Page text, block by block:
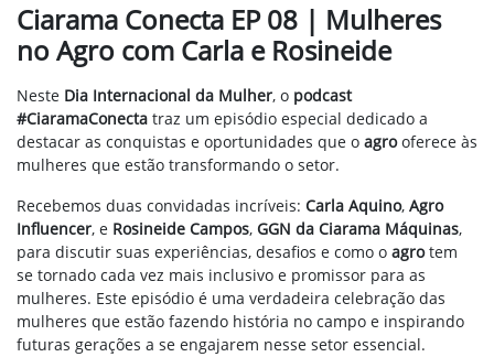
Ciarama Conecta EP 08 | Mulheres
no Agro com Carla e Rosineide
Neste Dia Internacional da Mulher, o podcast
#CiaramaConecta traz um episódio especial dedicado a
destacar as conquistas e oportunidades que o agrooferece às
mulheres que estão transformando o setor.
Recebemos duas convidadas incríveis: Carla Aquino, Agro
Influencer, e Rosineide Campos, GGN da Ciarama Máquinas,
para discutir suas experiências, desafios e como o agrotem
se tornado cada vez mais inclusivo e promissor para as
mulheres. Este episódio é uma verdadeira celebração das
mulheres que estão fazendo história no campo e inspirando
futuras gerações a se engajarem nesse setor essencial.